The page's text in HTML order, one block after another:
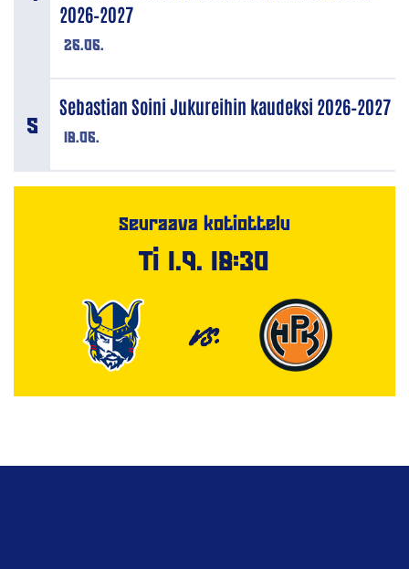
26.06.
2026–2027
18.06.
Sebastian Soini Jukureihin kaudeksi 2026–2027
Seuraava kotiottelu
Ti 1.9. 18:30
VS.